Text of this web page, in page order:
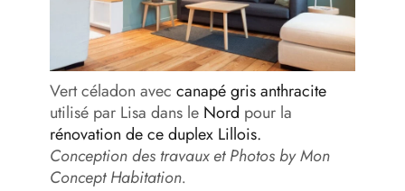
Vert céladon avec canapé gris anthracite
utilisé par Lisa dans le Nord pour la
rénovation de ce duplex Lillois.
Conception des travaux et Photos by Mon
Concept Habitation.